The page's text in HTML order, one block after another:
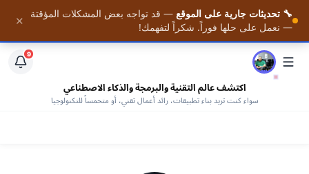
📚 احصل على أحدث المقالات فور نشرها — مع وصول كامل
لمكتبتنا من الكتب المجانية —افتح المكتبة
9
اكتشف عالم التقنية والبرمجة والذكاء الاصطناعي
سواء كنت تريد بناء تطبيقات، رائد أعمال تقني، أو متحمساً للتكنولوجيا
الرئيسية
🔧 تحديثات جارية على الموقع — قد تواجه بعض المشكلات المؤقتة
— نعمل على حلها فوراً. شكراً لتفهمك!
✕